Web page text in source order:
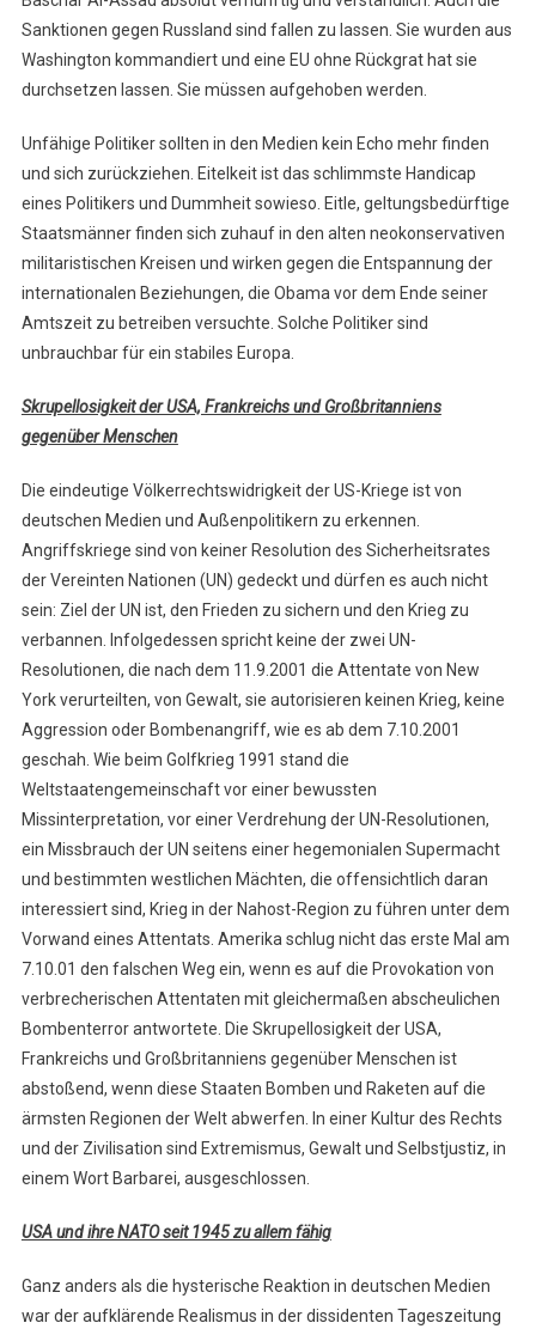
Sanktionen gegen Russland sind fallen zu lassen. Sie wurden aus
Washington kommandiert und eine EU ohne Rückgrat hat sie
durchsetzen lassen. Sie müssen aufgehoben werden.
Unfähige Politiker sollten in den Medien kein Echo mehr finden
und sich zurückziehen. Eitelkeit ist das schlimmste Handicap
eines Politikers und Dummheit sowieso. Eitle, geltungsbedürftige
Staatsmänner finden sich zuhauf in den alten neokonservativen
militaristischen Kreisen und wirken gegen die Entspannung der
internationalen Beziehungen, die Obama vor dem Ende seiner
Amtszeit zu betreiben versuchte. Solche Politiker sind
unbrauchbar für ein stabiles Europa.
Skrupellosigkeit der USA, Frankreichs und Großbritanniens
gegenüber Menschen
Die eindeutige Völkerrechtswidrigkeit der US-Kriege ist von
deutschen Medien und Außenpolitikern zu erkennen.
Angriffskriege sind von keiner Resolution des Sicherheitsrates
der Vereinten Nationen (UN) gedeckt und dürfen es auch nicht
sein: Ziel der UN ist, den Frieden zu sichern und den Krieg zu
verbannen. Infolgedessen spricht keine der zwei UN-
Resolutionen, die nach dem 11.9.2001 die Attentate von New
York verurteilten, von Gewalt, sie autorisieren keinen Krieg, keine
Aggression oder Bombenangriff, wie es ab dem 7.10.2001
geschah. Wie beim Golfkrieg 1991 stand die
Weltstaatengemeinschaft vor einer bewussten
Missinterpretation, vor einer Verdrehung der UN-Resolutionen,
ein Missbrauch der UN seitens einer hegemonialen Supermacht
und bestimmten westlichen Mächten, die offensichtlich daran
interessiert sind, Krieg in der Nahost-Region zu führen unter dem
Vorwand eines Attentats. Amerika schlug nicht das erste Mal am
7.10.01 den falschen Weg ein, wenn es auf die Provokation von
verbrecherischen Attentaten mit gleichermaßen abscheulichen
Bombenterror antwortete. Die Skrupellosigkeit der USA,
Frankreichs und Großbritanniens gegenüber Menschen ist
abstoßend, wenn diese Staaten Bomben und Raketen auf die
ärmsten Regionen der Welt abwerfen. In einer Kultur des Rechts
und der Zivilisation sind Extremismus, Gewalt und Selbstjustiz, in
einem Wort Barbarei, ausgeschlossen.
USA und ihre NATO seit 1945 zu allem fähig
Ganz anders als die hysterische Reaktion in deutschen Medien
war der aufklärende Realismus in der dissidenten Tageszeitung